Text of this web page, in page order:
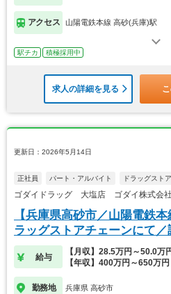
アクセス 山陽電鉄本線 高砂(兵庫)駅
駅チカ 積極採用中
求人の詳細を見る
更新日：2026年5月14日
正社員 パート・アルバイト ドラッグスト
ゴダイドラッグ 大塩店 ゴダイ株式会社
【兵庫県高砂市／山陽電鉄
ラッグストアチェーンにて／
給与
【月収】28.5万円～50.0万
【年収】400万円～650万円
勤務地 兵庫県 高砂市